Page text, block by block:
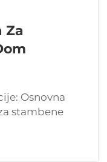
Za
Osnovna
stambene
za inspekciju
inspekciju